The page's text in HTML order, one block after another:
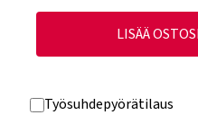
LISÄÄ
Työsuhdepyörätilaus